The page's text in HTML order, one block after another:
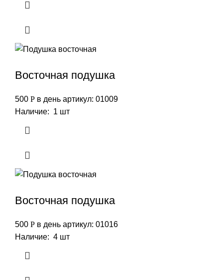
Восточная подушка
500 Р в день артикул: 01009
Наличие: 1 шт
Восточная подушка
500 Р в день артикул: 01016
Наличие: 4 шт